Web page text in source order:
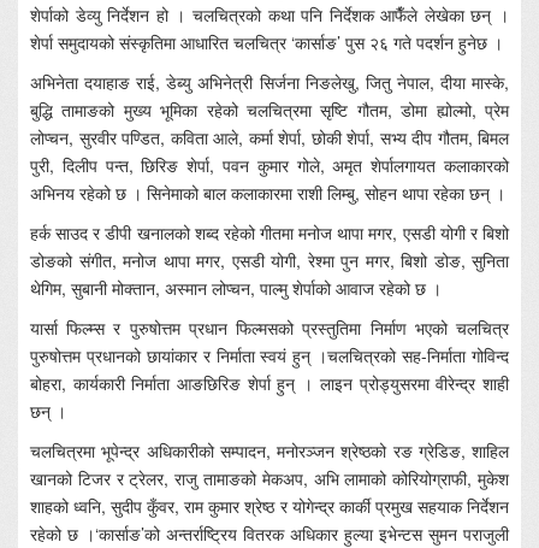
शेर्पाको डेव्यु निर्देशन हो । चलचित्रको कथा पनि निर्देशक आफैँले लेखेका छन् ।
शेर्पा समुदायको संस्कृतिमा आधारित चलचित्र ‘कार्साङ’ पुस २६ गते पदर्शन हुनेछ ।
अभिनेता दयाहाङ राई, डेब्यु अभिनेत्री सिर्जना निङलेखु, जितु नेपाल, दीया मास्के,
बुद्धि तामाङको मुख्य भूमिका रहेको चलचित्रमा सृष्टि गौतम, डोमा ह्योल्मो, प्रेम
लोप्चन, सुरवीर पण्डित, कविता आले, कर्मा शेर्पा, छोकी शेर्पा, सभ्य दीप गौतम, बिमल
पुरी, दिलीप पन्त, छिरिङ शेर्पा, पवन कुमार गोले, अमृत शेर्पालगायत कलाकारको
अभिनय रहेको छ । सिनेमाको बाल कलाकारमा राशी लिम्बु, सोहन थापा रहेका छन् ।
हर्क साउद र डीपी खनालको शब्द रहेको गीतमा मनोज थापा मगर, एसडी योगी र बिशो
डोङको संगीत, मनोज थापा मगर, एसडी योगी, रेश्मा पुन मगर, बिशो डोङ, सुनिता
थेगिम, सुबानी मोक्तान, अस्मान लोप्चन, पाल्मु शेर्पाको आवाज रहेको छ ।
यार्सा फिल्म्स र पुरुषोत्तम प्रधान फिल्मसको प्रस्तुतिमा निर्माण भएको चलचित्र
पुरुषोत्तम प्रधानको छायांकार र निर्माता स्वयं हुन् ।चलचित्रको सह-निर्माता गोविन्द
बोहरा, कार्यकारी निर्माता आङछिरिङ शेर्पा हुन् । लाइन प्रोड्युसरमा वीरेन्द्र शाही
छन् ।
चलचित्रमा भूपेन्द्र अधिकारीको सम्पादन, मनोरञ्जन श्रेष्ठको रङ ग्रेडिङ, शाहिल
खानको टिजर र ट्रेलर, राजु तामाङको मेकअप, अभि लामाको कोरियोग्राफी, मुकेश
शाहको ध्वनि, सुदीप कुँवर, राम कुमार श्रेष्ठ र योगेन्द्र कार्की प्रमुख सहयाक निर्देशन
रहेको छ ।‘कार्साङ’को अन्तर्राष्ट्रिय वितरक अधिकार हुल्या इभेन्टस सुमन पराजुली